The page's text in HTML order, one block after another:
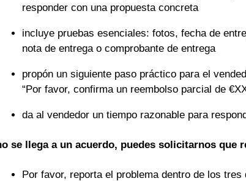
responder con una propuesta concreta
incluye pruebas esenciales: fotos, fecha de
nota de entrega o comprobante de entrega
propón un siguiente paso práctico para el
“Por favor, confirma un reembolso parcial de
da al vendedor un tiempo razonable para
se llega a un acuerdo, puedes solicitarnos que
Por favor, reporta el problema dentro de los